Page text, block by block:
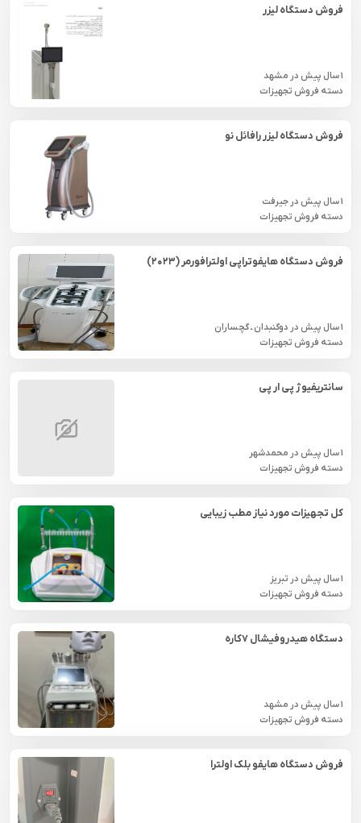
فروش دستگاه لیزر
1 سال پیش در مشهد
دسته فروش تجهیزات
فروش دستگاه لیزر رافائل نو
1 سال پیش در جيرفت
دسته فروش تجهیزات
فروش دستگاه هایفوتراپی اولترافورمر (۲۰۲۳)
1 سال پیش در دوگنبدان ـ گچساران
دسته فروش تجهیزات
سانتریفیوژ پی ار پی
1 سال پیش در محمدشهر
دسته فروش تجهیزات
کل تجهیزات مورد نیاز مطب زیبایی
1 سال پیش در تبريز
دسته فروش تجهیزات
دستگاه هیدروفیشال ۷کاره
1 سال پیش در مشهد
دسته فروش تجهیزات
فروش دستگاه هایفو بلک اولترا